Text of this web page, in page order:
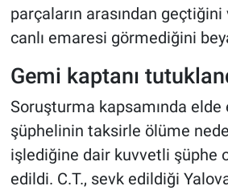
parçaların arasından
canlı emaresi görmediğini
Gemi kaptanı
Soruşturma kapsamında
şüphelinin taksirle ölüme
işlediğine dair kuvvetli şüphe
edildi. C.T., sevk edildiği